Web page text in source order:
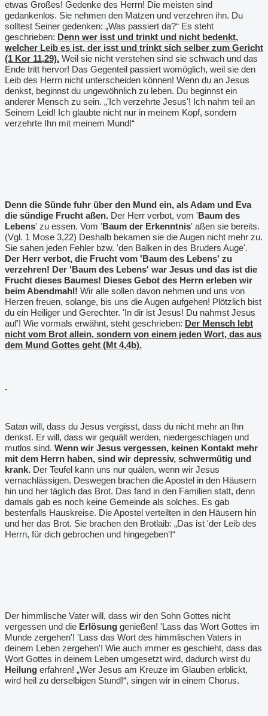
etwas Großes! Gedenke des Herrn! Die meisten sind
gedankenlos. Sie nehmen den Matzen und verzehren ihn. Du
solltest Seiner gedenken: „Was passiert da?“ Es steht
geschrieben: Denn wer isst und trinkt und nicht bedenkt,
welcher Leib es ist, der isst und trinkt sich selber zum Gericht
(1 Kor 11,29). Weil sie nicht verstehen sind sie schwach und das
Ende tritt hervor! Das Gegenteil passiert womöglich, weil sie den
Leib des Herrn nicht unterscheiden können! Wenn du an Jesus
denkst, beginnst du ungewöhnlich zu leben. Du beginnst ein
anderer Mensch zu sein. „'Ich verzehrte Jesus'! Ich nahm teil an
Seinem Leid! Ich glaubte nicht nur in meinem Kopf, sondern
verzehrte Ihn mit meinem Mund!“
Denn die Sünde fuhr über den Mund ein, als Adam und Eva
die sündige Frucht aßen. Der Herr verbot, vom ' Baum des
Lebens' zu essen. Vom ' Baum der Erkenntnis' aßen sie bereits.
(Vgl. 1 Mose 3,22) Deshalb bekamen sie die Augen nicht mehr zu.
Sie sahen jeden Fehler bzw. 'den Balken in des Bruders Auge'.
Der Herr verbot, die Frucht vom 'Baum des Lebens' zu
verzehren! Der 'Baum des Lebens' war Jesus und das ist die
Frucht dieses Baumes! Dieses Gebot des Herrn erleben wir
beim Abendmahl! Wir alle sollen davon nehmen und uns von
Herzen freuen, solange, bis uns die Augen aufgehen! Plötzlich bist
du ein Heiliger und Gerechter. 'In dir ist Jesus! Du nahmst Jesus
auf'! Wie vormals erwähnt, steht geschrieben: Der Mensch lebt
nicht vom Brot allein, sondern von einem jeden Wort, das aus
dem Mund Gottes geht (Mt 4,4b).
Satan will, dass du Jesus vergisst, dass du nicht mehr an Ihn
denkst. Er will, dass wir gequält werden, niedergeschlagen und
mutlos sind. Wenn wir Jesus vergessen, keinen Kontakt mehr
mit dem Herrn haben, sind wir depressiv, schwermütig und
krank. Der Teufel kann uns nur quälen, wenn wir Jesus
vernachlässigen. Deswegen brachen die Apostel in den Häusern
hin und her täglich das Brot. Das fand in den Familien statt, denn
damals gab es noch keine Gemeinde als solches. Es gab
bestenfalls Hauskreise. Die Apostel verteilten in den Häusern hin
und her das Brot. Sie brachen den Brotlaib: „Das ist 'der Leib des
Herrn, für dich gebrochen und hingegeben'!“
Der himmlische Vater will, dass wir den Sohn Gottes nicht
vergessen und die Erlösung genießen! 'Lass das Wort Gottes im
Munde zergehen'! 'Lass das Wort des himmlischen Vaters in
deinem Leben zergehen'! Wie auch immer es geschieht, dass das
Wort Gottes in deinem Leben umgesetzt wird, dadurch wirst du
Heilung erfahren! „Wer Jesus am Kreuze im Glauben erblickt,
wird heil zu derselbigen Stund!“, singen wir in einem Chorus.